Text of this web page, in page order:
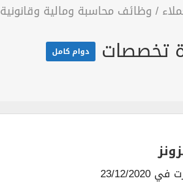
/ وظائف محاسبة ومالية وقانونية
تخصصات دوام كامل
12/2020